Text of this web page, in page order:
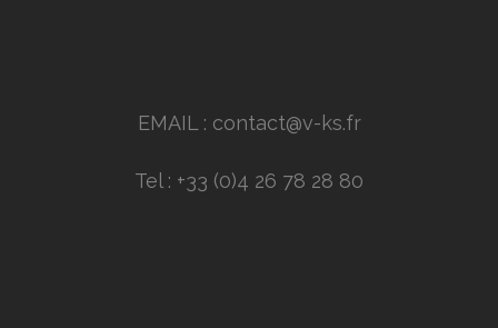
EMAIL : contact@v-ks.fr
Tel : +33 (0)4 26 78 28 80